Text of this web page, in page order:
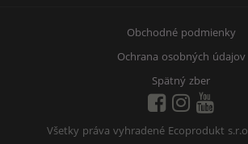
Obchodné podmienky
Ochrana osobných údajov
Spätný zber
Všetky práva vyhradené Ecoprodukt s.r.o